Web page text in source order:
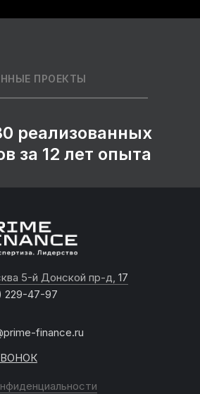
реализованных
за 12 лет опыта
ПРОЕКТЫ
5-й Донской пр-д, 17
229-47-97
finance.ru